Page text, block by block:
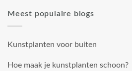
Meest populaire blogs
Kunstplanten voor buiten
Hoe maak je kunstplanten schoon?